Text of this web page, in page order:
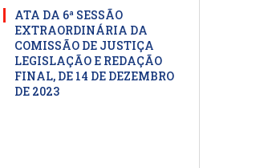
ATA DA 6ª SESSÃO
EXTRAORDINÁRIA DA
COMISSÃO DE JUSTIÇA
LEGISLAÇÃO E REDAÇÃO
FINAL, DE 14 DE DEZEMBRO
DE 2023